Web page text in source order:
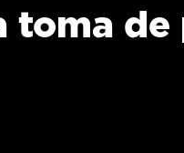
toma